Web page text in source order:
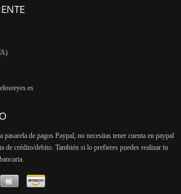
pasarela de pagos Paypal, no necesitas tener cuenta en paypal
de crédito/debito. También si lo prefieres puedes realizar tu